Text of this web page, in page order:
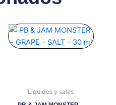
Liquidos y sales
Este
producto
Las
opciones